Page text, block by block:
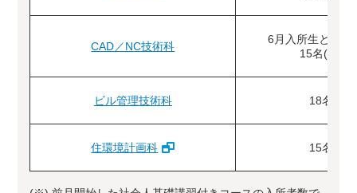
CAD／NC技術科
6月入所生と合わ
15名(※)
ビル管理技術科 18名
住環境計画科 15名